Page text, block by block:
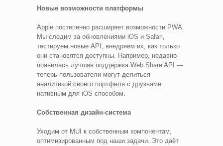
Новые возможности платформы
Apple постепенно расширяет возможности PWA.
Мы следим за обновлениями iOS и Safari,
тестируем новые API, внедряем их, как только
они становятся доступны. Например, недавно
появилась лучшая поддержка Web Share API —
теперь пользователи могут делиться
аналитикой своего портфеля с друзьями
нативным для iOS способом.
Собственная дизайн-система
Уходим от MUI к собственным компонентам,
оптимизированным под наши задачи. Это даёт